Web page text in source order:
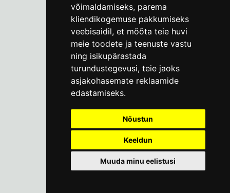
võimaldamiseks, parema
kliendikogemuse pakkumiseks
veebisaidil, et mõõta teie huvi
meie toodete ja teenuste vastu
ning isikupärastada
turundustegevusi, teie jaoks
asjakohasemate reklaamide
edastamiseks.
Nõustun
Keeldun
Muuda minu eelistusi
Tallinna Linnamuuseum
Vene 17
E-R kell 9-17(+372) 610 4178
info@linnamuuseum.ee
Küpsisepoliitika